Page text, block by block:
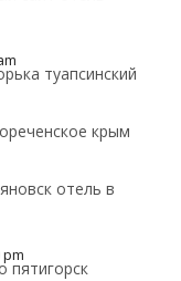
туапсинский
крым
отель в
pm
пятигорск